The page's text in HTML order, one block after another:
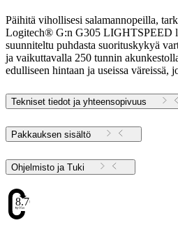
Päihitä vihollisesi salamannopeilla,
Logitech® G:n G305 LIGHTSPEED
suunniteltu puhdasta suorituskykyä
ja vaikuttavalla 250 tunnin
edulliseen hintaan ja useissa väreissä,
Tekniset tiedot ja yhteensopivuus
Pakkauksen sisältö
Ohjelmisto ja Tuki
8.76